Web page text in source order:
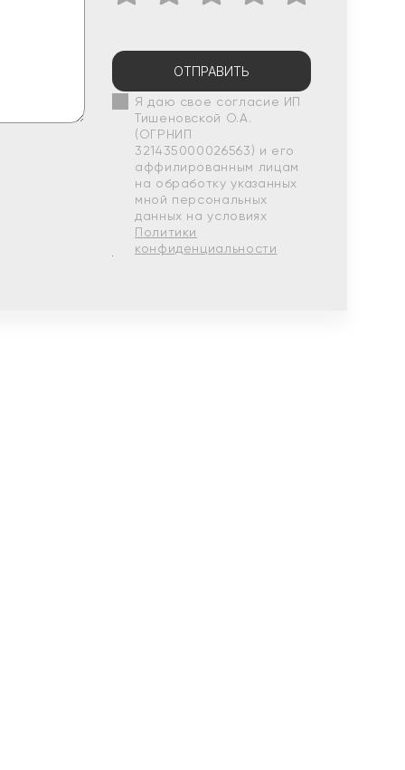
ОТПРАВИТЬ
Я даю свое согласие ИП
Тишеновской О.А.
(ОГРНИП
321435000026563) и его
аффилированным лицам
на обработку указанных
мной персональных
данных на условиях
Политики
конфиденциальности